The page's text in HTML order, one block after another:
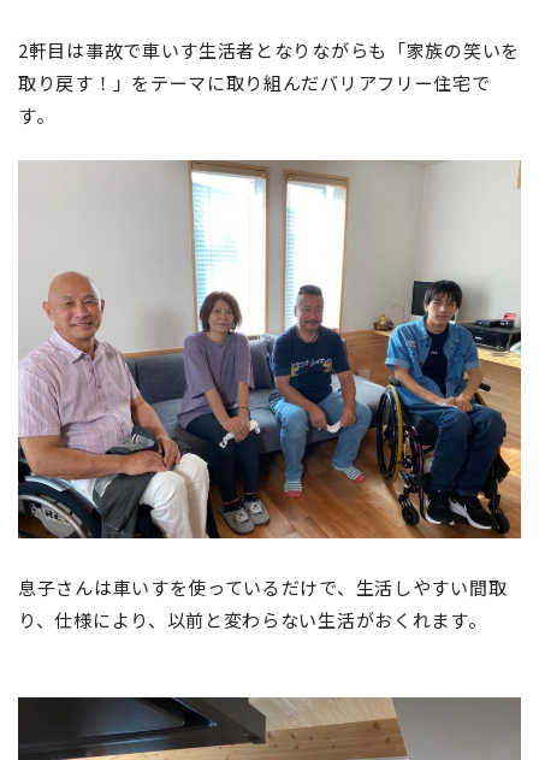
2軒目は事故で車いす生活者となりながらも「家族の笑いを
取り戻す！」をテーマに取り組んだバリアフリー住宅で
す。
息子さんは車いすを使っているだけで、生活しやすい間取
り、仕様により、以前と変わらない生活がおくれます。